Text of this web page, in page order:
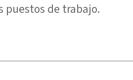
puestos de trabajo.